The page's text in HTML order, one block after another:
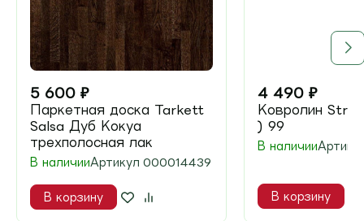
5 600 ₽
Паркетная доска Tarkett
Salsa Дуб Кокуа
трехполосная лак
В наличииАртикул 000014439
В корзину
4 490 ₽
Ковролин
) 99
В наличии
В корзину